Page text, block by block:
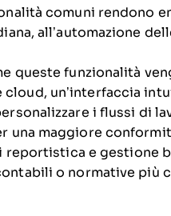
comuni rendono
all’automazione
queste funzionalità
un’interfaccia
i flussi di
una maggiore
reportistica e gestione
o normative più